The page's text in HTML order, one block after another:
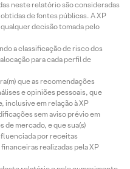
neste relatório são consideradas
de fontes públicas. A XP
decisão tomada pelo
a classificação de risco dos
para cada perfil de
que as recomendações
e opiniões pessoais, que
inclusive em relação à XP
sem aviso prévio em
mercado, e que sua(s)
por receitas
realizadas pela XP